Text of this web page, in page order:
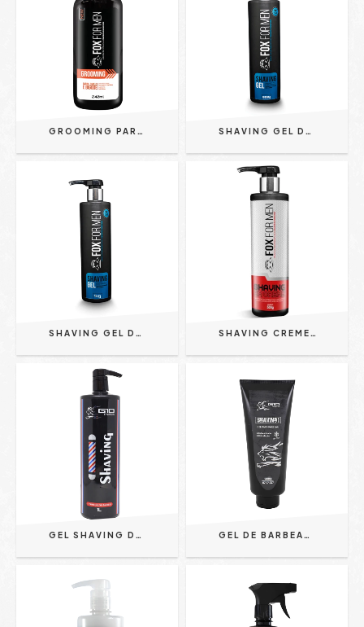
GROOMING PARA CABELO & BIGODE 240ML FOX FOR MEN SHAVING GEL DE BARBEAR 500G FOX FOR MEN
SHAVING GEL DE BARBEAR 1KG FOX FOR MEN REF 1043 SHAVING CREME 500G - FOX FOR MEN
GEL SHAVING DE BARBEAR 1L - G10 PREMIUM GEL DE BARBEAR SHAVING BISNAGA 500G - G10 PREMIUM